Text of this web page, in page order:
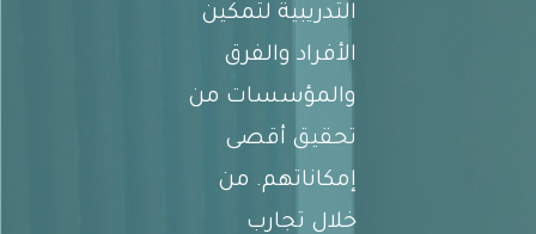
التدريبية لتمكين
الأفراد والفرق
والمؤسسات من
تحقيق أقصى
إمكاناتهم. من
خلال تجارب